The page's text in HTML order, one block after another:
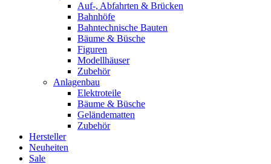
Auf-, Abfahrten & Brücken
Bahnhöfe
Bahntechnische Bauten
Bäume & Büsche
Figuren
Modellhäuser
Zubehör
Anlagenbau
Elektroteile
Bäume & Büsche
Geländematten
Zubehör
Hersteller
Neuheiten
Sale